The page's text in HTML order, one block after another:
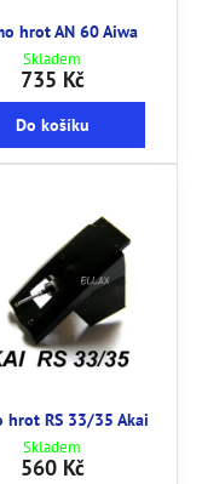
hrot AN 60 Aiwa
Skladem
735 Kč
Do košíku
hrot RS 33/35 Akai
Skladem
560 Kč